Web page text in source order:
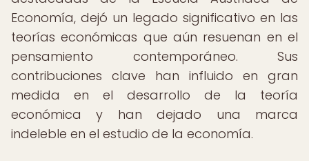
Economía, dejó un legado significativo en las
teorías económicas que aún resuenan en el
pensamiento contemporáneo. Sus
contribuciones clave han influido en gran
medida en el desarrollo de la teoría
económica y han dejado una marca
indeleble en el estudio de la economía.